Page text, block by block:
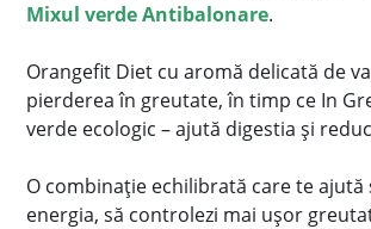
Mixul verde Antibalonare.
Orangefit Diet cu aromă delicată de
pierderea în greutate, în timp ce In
verde ecologic – ajută digestia și
O combinație echilibrată care te ajută
energia, să controlezi mai ușor